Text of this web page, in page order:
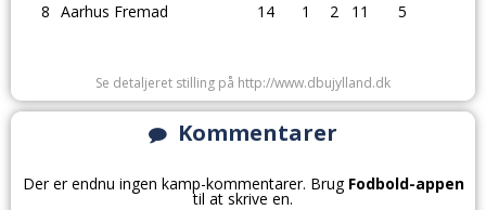
8 Aarhus Fremad 14 1 2 11 5
Se detaljeret stilling på http://www.dbujylland.dk
Kommentarer
Der er endnu ingen kamp-kommentarer. Brug Fodbold-appen
til at skrive en.